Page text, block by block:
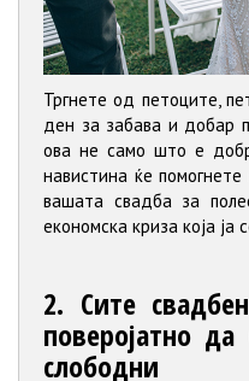
Тргнете од петоците,
ден за забава и добар
ова не само што е
навистина ќе
вашата свадба за
економска криза која ја
2. Сите
поверојатно
слободни